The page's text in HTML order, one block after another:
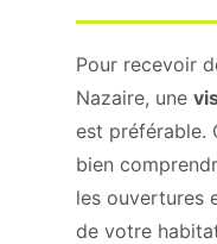
Pour recevoir
Nazaire, une
est préférable.
bien
les ouvertures
de votre